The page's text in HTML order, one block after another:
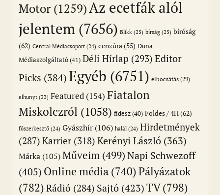
Motor (1259)Az ecetfák alól
jelentem (7656) Blikk (25) bírság (25) bíróság
(62) Central Médiacsoport (24) cenzúra(55) Duna
Médiaszolgáltató(41) Déli Hírlap (293) Editor
Picks (384)Egyéb (6751) elbocsátás (29)
elhunyt (23) Featured (154) Fiatalon
Miskolczról (1058) fidesz(40) Földes / 4H(62)
főszerkesztő (24) Gyászhír (106) halál (24) Hirdetmények
(287) Karrier(318) Kerényi László (363)
Márka (105) Műveim (499)Napi Schwezoff
(405) Online média (740)Pályázatok
(782) Rádió (284) Sajtó (423)TV(798)